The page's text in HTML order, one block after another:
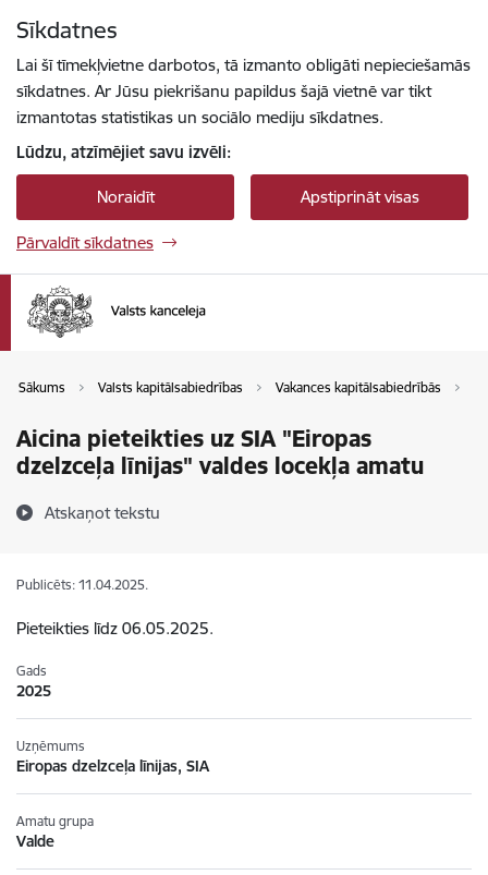
Sīkdatnes
Lai šī tīmekļvietne darbotos, tā izmanto obligāti nepieciešamās
sīkdatnes. Ar Jūsu piekrišanu papildus šajā vietnē var tikt
izmantotas statistikas un sociālo mediju sīkdatnes.
Lūdzu, atzīmējiet savu izvēli:
Noraidīt Apstiprināt visas
Pārvaldīt sīkdatnes
Sākums Valsts kapitālsabiedrības Vakances kapitālsabiedrībās
Aicina pieteikties uz SIA "Eiropas
dzelzceļa līnijas" valdes locekļa amatu
Atskaņot tekstu
Publicēts: 11.04.2025.
Pieteikties līdz 06.05.2025.
Gads
2025
Uzņēmums
Eiropas dzelzceļa līnijas, SIA
Amatu grupa
Valde